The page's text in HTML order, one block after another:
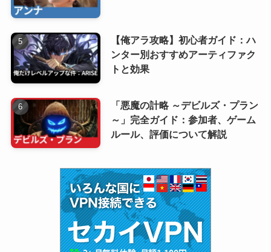
【俺アラ攻略】初心者ガイド：ハ
ンター別おすすめアーティファク
トと効果
「悪魔の計略 ～デビルズ・プラン
～」完全ガイド：参加者、ゲーム
ルール、評価について解説